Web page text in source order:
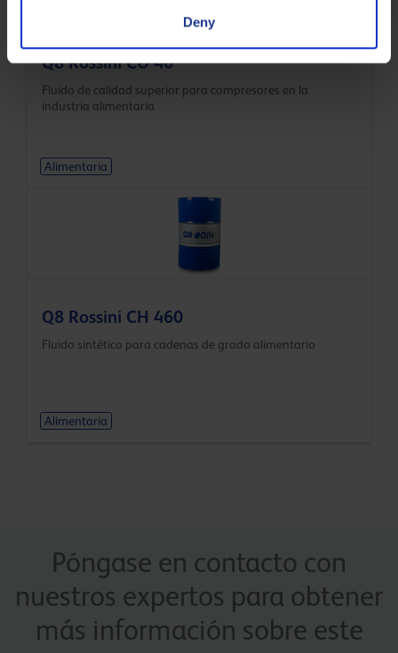
Deny
Q8 Rossini CO 46
Fluido de calidad superior para compresores en la
industria alimentaria
Alimentaria
Q8 Rossini CH 460
Fluido sintético para cadenas de grado alimentario
Alimentaria
Póngase en contacto con
nuestros expertos para obtener
más información sobre este